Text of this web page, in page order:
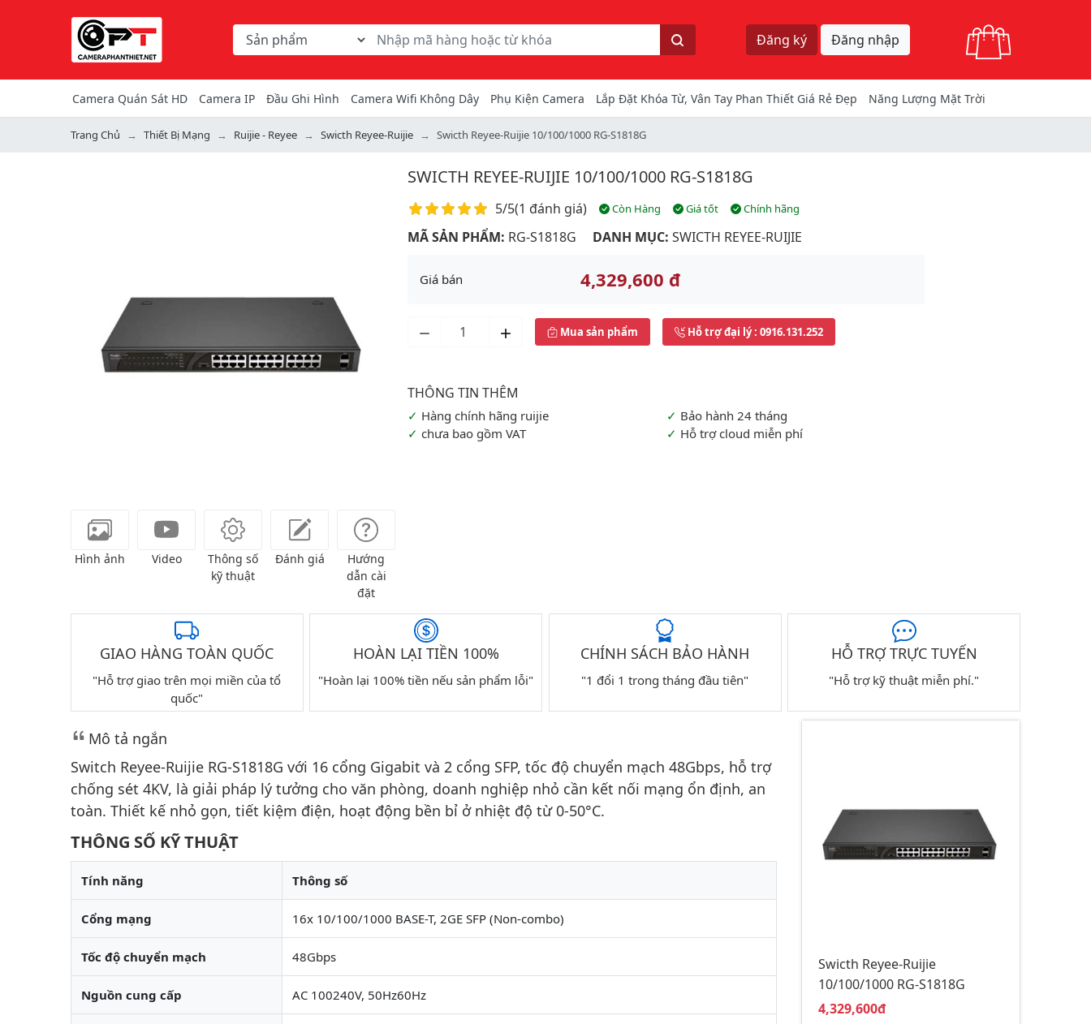
Chọn danh mục tìm kiếm
Từ khóa hoặc mã hàng
Tìm kiếm
Đăng ký Đăng nhập
Camera Quán Sát HD Camera IP Đầu Ghi Hình Camera Wifi Không Dây Phụ Kiện Camera Lắp Đặt Khóa Từ, Vân Tay Phan Thiết Giá Rẻ Đẹp Năng Lượng Mặt Trời
Trang Chủ Thiết Bị Mạng Ruijie - Reyee Swicth Reyee-Ruijie Swicth Reyee-Ruijie 10/100/1000 RG-S1818G
Previous
Hình ảnh Video
Thông số
kỹ thuật
Đánh giá
Hướng
dẫn cài
đặt
SWICTH REYEE-RUIJIE 10/100/1000 RG-S1818G
Điểm đánh giá
5/5(1 đánh giá) Còn Hàng Giá tốt Chính hãng
MÃ SẢN PHẨM: RG-S1818G DANH MỤC: SWICTH REYEE-RUIJIE
Giá bán 4,329,600 đ
Mua sản phẩm Hỗ trợ đại lý: 0916.131.252
Hàng chính hãng ruijie
Bảo hành 24 tháng
chưa bao gồm VAT
Hỗ trợ cloud miễn phí
GIAO HÀNG TOÀN QUỐC
"Hỗ trợ giao trên mọi miền của tổ
quốc"
HOÀN LẠI TIỀN 100%
"Hoàn lại 100% tiền nếu sản phẩm lỗi"
CHÍNH SÁCH BẢO HÀNH
"1 đổi 1 trong tháng đầu tiên"
HỖ TRỢ TRỰC TUYẾN
"Hỗ trợ kỹ thuật miễn phí."
Mô tả ngắn
Switch Reyee-Ruijie RG-S1818G với 16 cổng Gigabit và 2 cổng SFP, tốc độ chuyển mạch 48Gbps, hỗ trợ
chống sét 4KV, là giải pháp lý tưởng cho văn phòng, doanh nghiệp nhỏ cần kết nối mạng ổn định, an
toàn. Thiết kế nhỏ gọn, tiết kiệm điện, hoạt động bền bỉ ở nhiệt độ từ 0-50°C.
THÔNG SỐ KỸ THUẬT
Tính năng Thông số
Cổng mạng 16x 10/100/1000 BASE-T, 2GE SFP (Non-combo)
Tốc độ chuyển mạch 48Gbps
Nguồn cung cấp AC 100240V, 50Hz60Hz
Swicth Reyee-Ruijie
10/100/1000 RG-S1818G
Giá bán:
4,329,600đ